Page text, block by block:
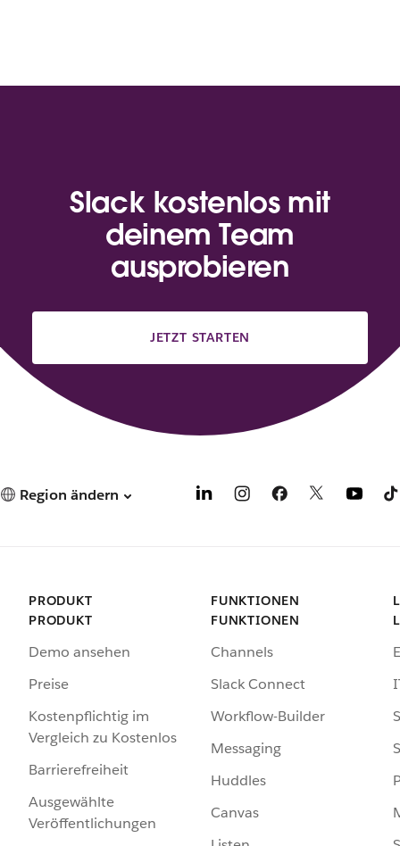
Slack kostenlos mit
deinem Team
ausprobieren
JETZT STARTEN
Region ändern
PRODUKT
PRODUKT
Demo ansehen
Preise
Kostenpflichtig im
Vergleich zu Kostenlos
Barrierefreiheit
Ausgewählte
Veröffentlichungen
FUNKTIONEN
FUNKTIONEN
Channels
Slack Connect
Workflow-Builder
Messaging
Huddles
Canvas